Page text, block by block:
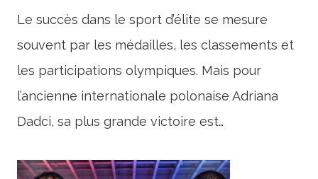
Le succès dans le sport d’élite se mesure
souvent par les médailles, les classements et
les participations olympiques. Mais pour
l’ancienne internationale polonaise Adriana
Dadci, sa plus grande victoire est…